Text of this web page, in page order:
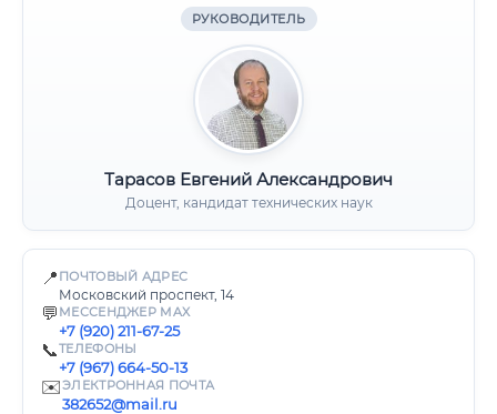
РУКОВОДИТЕЛЬ
Тарасов Евгений Александрович
Доцент, кандидат технических наук
📍 ПОЧТОВЫЙ АДРЕС
Московский проспект, 14
💬 МЕССЕНДЖЕР MAX
+7 (920) 211-67-25
📞ТЕЛЕФОНЫ
+7 (967) 664-50-13
✉️ЭЛЕКТРОННАЯ ПОЧТА
382652@mail.ru